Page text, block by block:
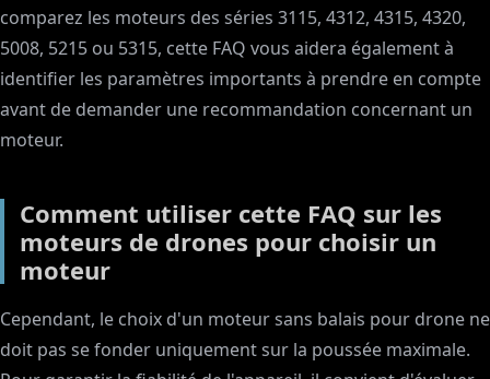
comparez les moteurs des séries 3115, 4312, 4315, 4320,
5008, 5215 ou 5315, cette FAQ vous aidera également à
identifier les paramètres importants à prendre en compte
avant de demander une recommandation concernant un
moteur.
Comment utiliser cette FAQ sur les
moteurs de drones pour choisir un
moteur
Cependant, le choix d'un moteur sans balais pour drone ne
doit pas se fonder uniquement sur la poussée maximale.